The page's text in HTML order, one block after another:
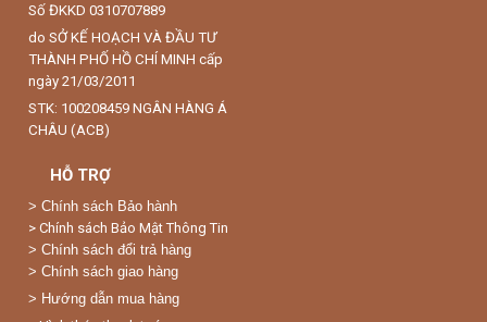
Số ĐKKD 0310707889
do SỞ KẾ HOẠCH VÀ ĐẦU TƯ
THÀNH PHỐ HỒ CHÍ MINH cấp
ngày 21/03/2011
STK: 100208459 NGÂN HÀNG Á
CHÂU (ACB)
HỖ TRỢ
> Chính sách Bảo hành
> Chính sách Bảo Mật Thông Tin
> Chính sách đổi trả hàng
> Chính sách giao hàng
> Hướng dẫn mua hàng